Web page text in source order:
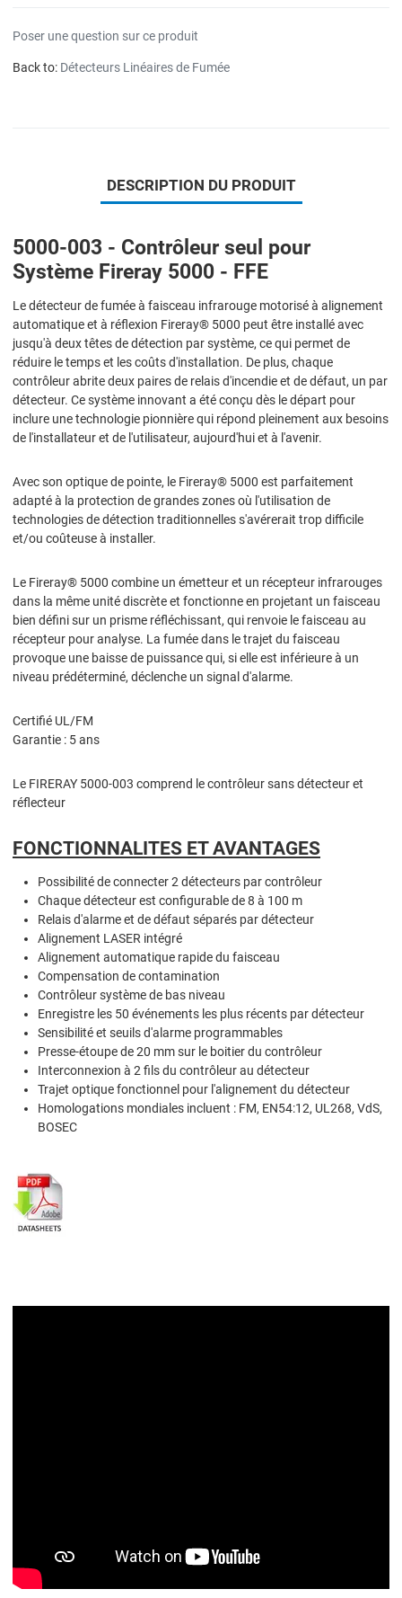
Poser une question sur ce produit
Back to: Détecteurs Linéaires de Fumée
DESCRIPTION DU PRODUIT
5000-003 - Contrôleur seul pour
Système Fireray 5000 - FFE
Le détecteur de fumée à faisceau infrarouge motorisé à alignement
automatique et à réflexion Fireray® 5000 peut être installé avec
jusqu'à deux têtes de détection par système, ce qui permet de
réduire le temps et les coûts d'installation. De plus, chaque
contrôleur abrite deux paires de relais d'incendie et de défaut, un par
détecteur. Ce système innovant a été conçu dès le départ pour
inclure une technologie pionnière qui répond pleinement aux besoins
de l'installateur et de l'utilisateur, aujourd'hui et à l'avenir.
Avec son optique de pointe, le Fireray® 5000 est parfaitement
adapté à la protection de grandes zones où l'utilisation de
technologies de détection traditionnelles s'avérerait trop difficile
et/ou coûteuse à installer.
Le Fireray® 5000 combine un émetteur et un récepteur infrarouges
dans la même unité discrète et fonctionne en projetant un faisceau
bien défini sur un prisme réfléchissant, qui renvoie le faisceau au
récepteur pour analyse. La fumée dans le trajet du faisceau
provoque une baisse de puissance qui, si elle est inférieure à un
niveau prédéterminé, déclenche un signal d'alarme.
Certifié UL/FM
Garantie : 5 ans
Le FIRERAY 5000-003 comprend le contrôleur sans détecteur et
réflecteur
FONCTIONNALITES ET AVANTAGES
Possibilité de connecter 2 détecteurs par contrôleur
Chaque détecteur est configurable de 8 à 100 m
Relais d'alarme et de défaut séparés par détecteur
Alignement LASER intégré
Alignement automatique rapide du faisceau
Compensation de contamination
Contrôleur système de bas niveau
Enregistre les 50 événements les plus récents par détecteur
Sensibilité et seuils d'alarme programmables
Presse-étoupe de 20 mm sur le boitier du contrôleur
Interconnexion à 2 fils du contrôleur au détecteur
Trajet optique fonctionnel pour l'alignement du détecteur
Homologations mondiales incluent : FM, EN54:12, UL268, VdS,
BOSEC